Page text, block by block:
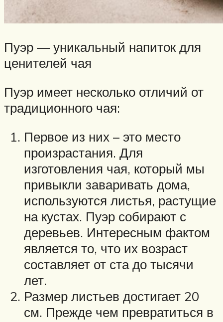
Пуэр — уникальный напиток для
ценителей чая
Пуэр имеет несколько отличий от
традиционного чая:
Первое из них – это место
произрастания. Для
изготовления чая, который мы
привыкли заваривать дома,
используются листья, растущие
на кустах. Пуэр собирают с
деревьев. Интересным фактом
является то, что их возраст
составляет от ста до тысячи
лет.
Размер листьев достигает 20
см. Прежде чем превратиться в